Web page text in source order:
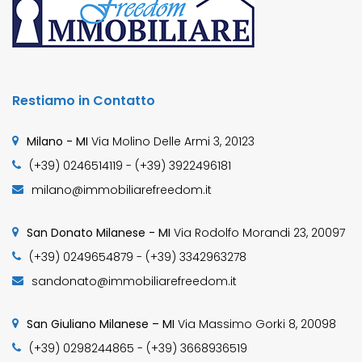
Restiamo in Contatto
Milano - MI Via Molino Delle Armi 3, 20123
(+39) 0246514119 - (+39) 3922496181
milano@immobiliarefreedom.it
San Donato Milanese - MI Via Rodolfo Morandi 23, 20097
(+39) 0249654879 - (+39) 3342963278
sandonato@immobiliarefreedom.it
San Giuliano Milanese – MI Via Massimo Gorki 8, 20098
(+39) 0298244865 - (+39) 3668936519